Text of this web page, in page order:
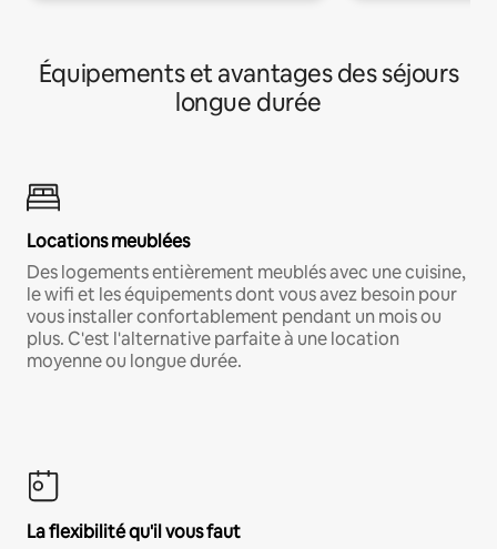
Équipements et avantages des séjours
longue durée
Locations meublées
Des logements entièrement meublés avec une cuisine,
le wifi et les équipements dont vous avez besoin pour
vous installer confortablement pendant un mois ou
plus. C'est l'alternative parfaite à une location
moyenne ou longue durée.
La flexibilité qu'il vous faut